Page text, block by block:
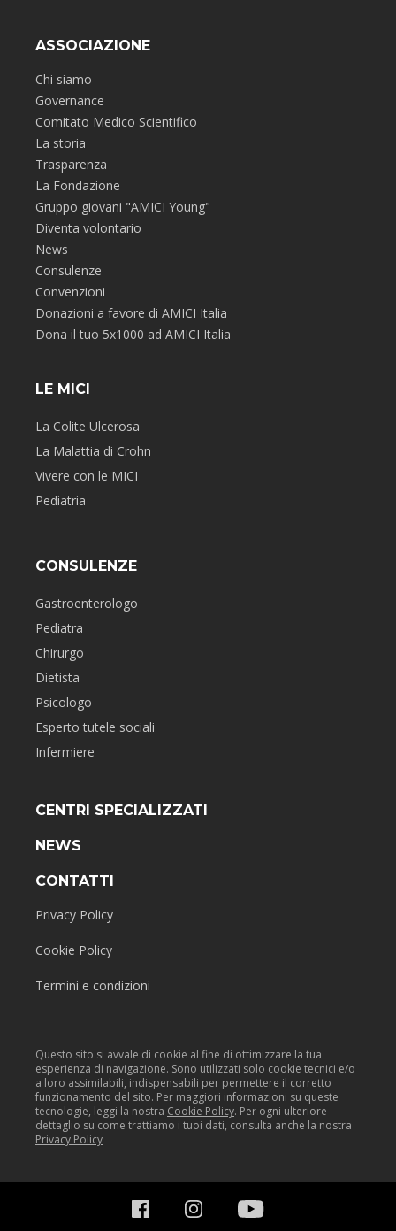
ASSOCIAZIONE
Chi siamo
Governance
Comitato Medico Scientifico
La storia
Trasparenza
La Fondazione
Gruppo giovani "AMICI Young"
Diventa volontario
News
Consulenze
Convenzioni
Donazioni a favore di AMICI Italia
Dona il tuo 5x1000 ad AMICI Italia
LE MICI
La Colite Ulcerosa
La Malattia di Crohn
Vivere con le MICI
Pediatria
CONSULENZE
Gastroenterologo
Pediatra
Chirurgo
Dietista
Psicologo
Esperto tutele sociali
Infermiere
CENTRI SPECIALIZZATI
NEWS
CONTATTI
Privacy Policy
Cookie Policy
Termini e condizioni
Questo sito si avvale di cookie al fine di ottimizzare la tua
esperienza di navigazione. Sono utilizzati solo cookie tecnici e/o
a loro assimilabili, indispensabili per permettere il corretto
funzionamento del sito. Per maggiori informazioni su queste
tecnologie, leggi la nostra Cookie Policy. Per ogni ulteriore
dettaglio su come trattiamo i tuoi dati, consulta anche la nostra
Privacy Policy